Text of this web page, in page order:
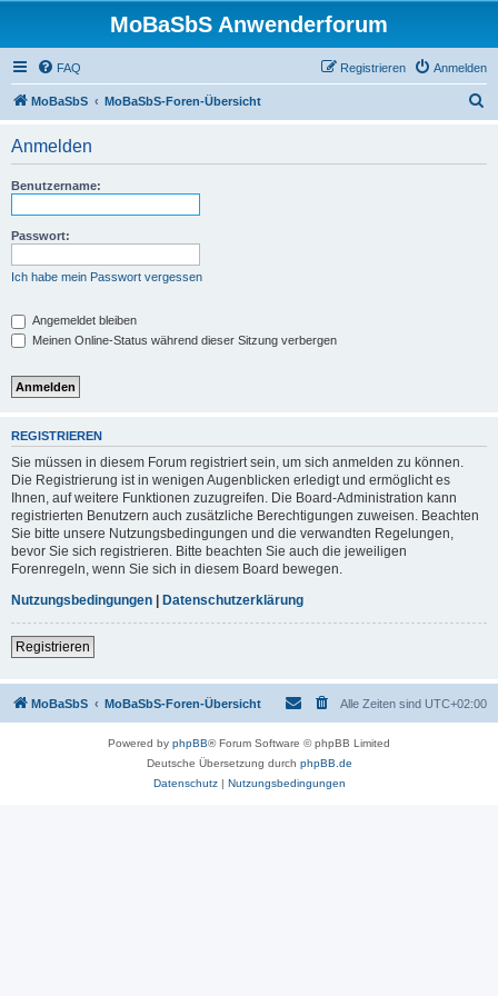
MoBaSbS Anwenderforum
FAQ Anmelden
Registrieren
MoBaSbS MoBaSbS-Foren-Übersicht
Anmelden
Benutzername:
Passwort:
Ich habe mein Passwort vergessen
Angemeldet bleiben
Meinen Online-Status während dieser Sitzung verbergen
REGISTRIEREN
Sie müssen in diesem Forum registriert sein, um sich anmelden zu können.
Die Registrierung ist in wenigen Augenblicken erledigt und ermöglicht es
Ihnen, auf weitere Funktionen zuzugreifen. Die Board-Administration kann
registrierten Benutzern auch zusätzliche Berechtigungen zuweisen. Beachten
Sie bitte unsere Nutzungsbedingungen und die verwandten Regelungen,
bevor Sie sich registrieren. Bitte beachten Sie auch die jeweiligen
Forenregeln, wenn Sie sich in diesem Board bewegen.
Nutzungsbedingungen | Datenschutzerklärung
Registrieren
MoBaSbS MoBaSbS-Foren-Übersicht Alle Zeiten sind UTC+02:00
Powered by phpBB® Forum Software © phpBB Limited
Deutsche Übersetzung durch phpBB.de
Datenschutz| Nutzungsbedingungen